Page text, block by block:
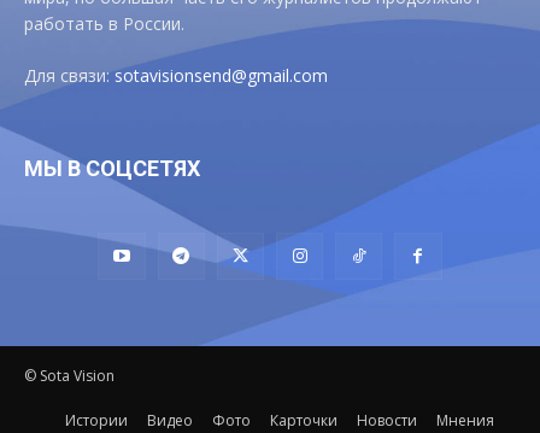
работать в России.
Для связи:sotavisionsend@gmail.com
МЫ В СОЦСЕТЯХ
© Sota Vision
Истории Видео Фото Карточки Новости Мнения